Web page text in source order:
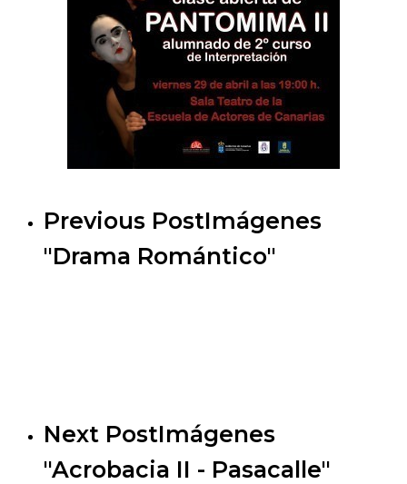
Previous PostImágenes
"Drama Romántico"
Next PostImágenes
"Acrobacia II - Pasacalle"